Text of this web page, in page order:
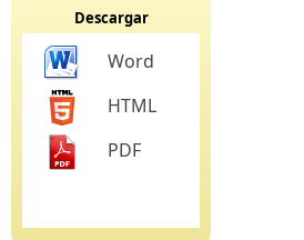
Descargar
Word
HTML
PDF